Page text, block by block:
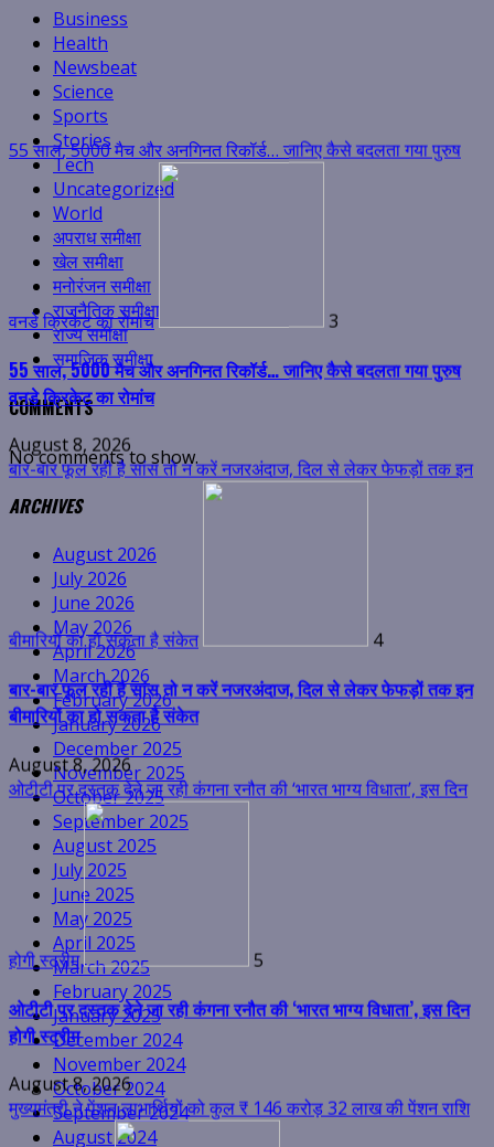
Business
Health
Newsbeat
Science
Sports
Stories
Tech
Uncategorized
World
अपराध समीक्षा
खेल समीक्षा
मनोरंजन समीक्षा
राजनैतिक समीक्षा
राज्य समीक्षा
समाजिक समीक्षा
COMMENTS
No comments to show.
ARCHIVES
August 2026
July 2026
June 2026
May 2026
April 2026
March 2026
February 2026
January 2026
December 2025
November 2025
October 2025
September 2025
August 2025
July 2025
June 2025
May 2025
April 2025
March 2025
February 2025
January 2025
December 2024
November 2024
October 2024
September 2024
August 2024
55 साल, 5000 मैच और अनगिनत रिकॉर्ड… जानिए कैसे बदलता गया पुरुष
वनडे क्रिकेट का रोमांच
55 साल, 5000 मैच और अनगिनत रिकॉर्ड… जानिए कैसे बदलता गया पुरुष
वनडे क्रिकेट का रोमांच
August 8, 2026
बार-बार फूल रही है सांस तो न करें नजरअंदाज, दिल से लेकर फेफड़ों तक इन
बीमारियों का हो सकता है संकेत
बार-बार फूल रही है सांस तो न करें नजरअंदाज, दिल से लेकर फेफड़ों तक इन
बीमारियों का हो सकता है संकेत
August 8, 2026
ओटीटी पर दस्तक देने जा रही कंगना रनौत की ‘भारत भाग्य विधाता’, इस दिन
होगी स्ट्रीम
ओटीटी पर दस्तक देने जा रही कंगना रनौत की ‘भारत भाग्य विधाता’, इस दिन
होगी स्ट्रीम
August 8, 2026
मुख्यमंत्री ने पेंशन लाभार्थियों को कुल ₹ 146 करोड़ 32 लाख की पेंशन राशि